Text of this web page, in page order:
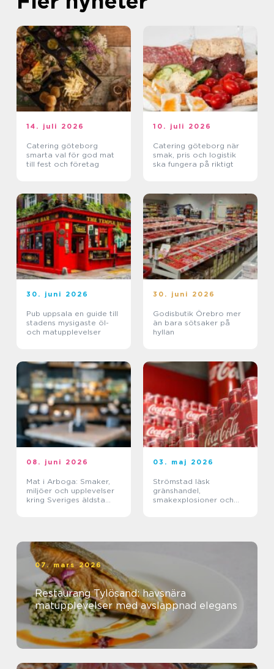
14. juli 2026
Catering göteborg
smarta val för god mat
till fest och företag
10. juli 2026
Catering göteborg när
smak, pris och logistik
ska fungera på riktigt
30. juni 2026
Pub uppsala en guide till
stadens mysigaste öl-
och matupplevelser
30. juni 2026
Godisbutik Örebro mer
än bara sötsaker på
hyllan
08. juni 2026
Mat i Arboga: Smaker,
miljöer och upplevelser
kring Sveriges äldsta
03. maj 2026
Strömstad läsk
gränshandel,
smakexplosioner och
07. mars 2026
Restaurang Tylösand: havsnära
matupplevelser med avslappnad elegans